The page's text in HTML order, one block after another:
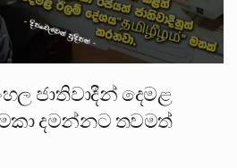
ජාතිවාදීන් දෙමළ
දමන්නට තවමත්